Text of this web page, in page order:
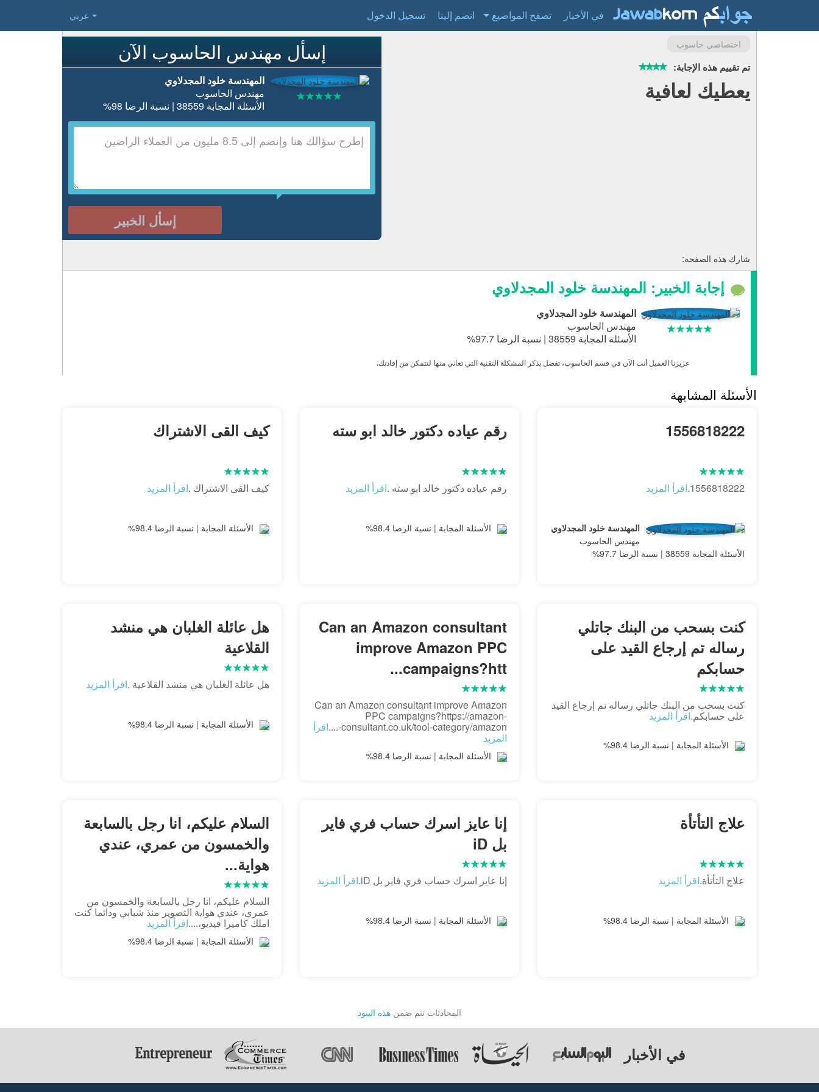
عربي في الأخبار تصفح المواضيع انضم إلينا تسجيل الدخول
إسأل مهندس الحاسوب الآن
المهندسة خلود المجدلاوي
مهندس الحاسوب
الأسئلة المجابة 38559 | نسبة الرضا 98%
إسأل الخبير
اختصاصي حاسوب
تم تقييم هذه الإجابة:
يعطيك لعافية
شارك هذه الصفحة:
إجابة الخبير: المهندسة خلود المجدلاوي
المهندسة خلود المجدلاوي
مهندس الحاسوب
الأسئلة المجابة 38559 | نسبة الرضا 97.7%
عزيزنا العميل أنت الآن في قسم الحاسوب، تفضل بذكر المشكلة التقنية التي تعاني منها لنتمكن من إفادتك.
الأسئلة المشابهة
1556818222
1556818222. اقرأ المزيد
المهندسة خلود المجدلاوي
مهندس الحاسوب
الأسئلة المجابة 38559 | نسبة الرضا 97.7%
رقم عياده دكتور خالد ابو سته
رقم عياده دكتور خالد ابو سته .اقرأ المزيد
الأسئلة المجابة | نسبة الرضا 98.4%
كيف القى الاشتراك
كيف القى الاشتراك .اقرأ المزيد
الأسئلة المجابة | نسبة الرضا 98.4%
كنت بسحب من البنك جاتلي
رساله تم إرجاع القيد على
حسابكم
كنت بسحب من البنك جاتلي رساله تم إرجاع القيد
على حسابكم.اقرأ المزيد
الأسئلة المجابة | نسبة الرضا 98.4%
Can an Amazon consultant
improve Amazon PPC
campaigns?htt...
Can an Amazon consultant improve Amazon
PPC campaigns?https://amazon-
consultant.co.uk/tool-category/amazon-.... اقرأ
المزيد
الأسئلة المجابة | نسبة الرضا 98.4%
هل عائلة الغلبان هي منشد
القلاعية
هل عائلة الغلبان هي منشد القلاعية .اقرأ المزيد
الأسئلة المجابة | نسبة الرضا 98.4%
علاج التأتأة
علاج التأتأة.اقرأ المزيد
الأسئلة المجابة | نسبة الرضا 98.4%
إنا عايز اسرك حساب فري فاير
بل iD
إنا عايز اسرك حساب فري فاير بل iD. اقرأ المزيد
الأسئلة المجابة | نسبة الرضا 98.4%
السلام عليكم، انا رجل بالسابعة
والخمسون من عمري، عندي
هواية...
السلام عليكم، انا رجل بالسابعة والخمسون من
عمري، عندي هواية التصوير منذ شبابي ودائما كنت
املك كاميرا فيديو،....اقرأ المزيد
الأسئلة المجابة | نسبة الرضا 98.4%
المحادثات تتم ضمن هذه البنود
في الأخبار